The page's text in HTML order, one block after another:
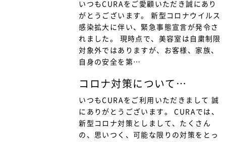
いつもCURAをご愛顧いただき誠にあり
がとうございます。 新型コロナウイルス
感染拡大に伴い、緊急事態宣言が発令さ
れました。 現時点で、美容室は自粛制限
対象外ではありますが、お客様、家族、
自身の安全を第…
コロナ対策について…
いつもCURAをご利用いただきまして 誠
にありがとうございます。 CURAでは、
新型コロナ対策としまして、たくさん
の、思いつく、可能な限りの対策をとっ